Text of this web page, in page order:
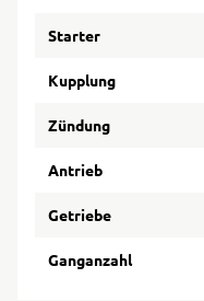
Starter
Kupplung
Zündung
Antrieb
Getriebe
Ganganzahl